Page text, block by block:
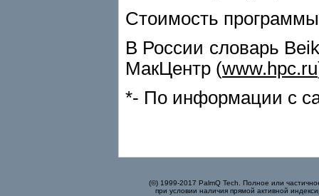
Стоимость
В России словарь
МакЦентр (www.hpc.ru
*- По информации с
(©) 1999-2017 PalmQ Tech. Полное или
при условии наличия прямой активной